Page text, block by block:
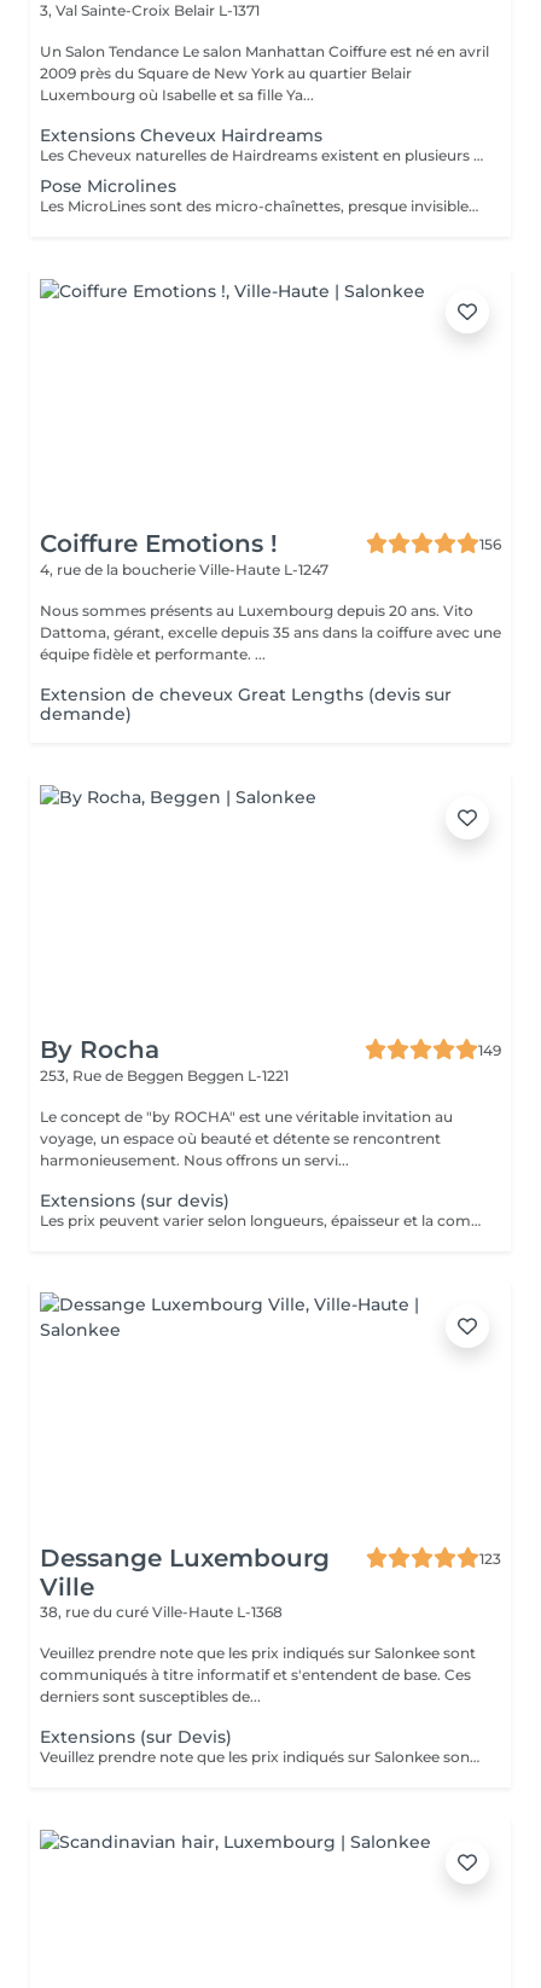
3, Val Sainte-Croix Belair L-1371
Un Salon Tendance Le salon Manhattan Coiffure est né en avril
2009 près du Square de New York au quartier Belair
Luxembourg où Isabelle et sa fille Ya...
Extensions Cheveux Hairdreams
Les Cheveux naturelles de Hairdreams existent en plusieurs variétés et qualités Venez au salon pour votre devis gratuit
Pose Microlines
Les MicroLines sont des micro-chaînettes, presque invisibles, sur lesquelles sont noués à la main des cheveux Hairdreams. Une fois la couleur et la structure choisies, elles sont fixées à vos cheveux et s´intègrent discrètement, dans une harmonie parfaite à la chevelure. Les microlines sont disponibles à partir de 1750 Euro
Coiffure Emotions !
156
4, rue de la boucherie Ville-Haute L-1247
Nous sommes présents au Luxembourg depuis 20 ans. Vito
Dattoma, gérant, excelle depuis 35 ans dans la coiffure avec une
équipe fidèle et performante. ...
Extension de cheveux Great Lengths (devis sur
demande)
By Rocha
149
253, Rue de Beggen Beggen L-1221
Le concept de "by ROCHA" est une véritable invitation au
voyage, un espace où beauté et détente se rencontrent
harmonieusement. Nous offrons un servi...
Extensions (sur devis)
Les prix peuvent varier selon longueurs, épaisseur et la complexité du travail.
Dessange Luxembourg
Ville
123
38, rue du curé Ville-Haute L-1368
Veuillez prendre note que les prix indiqués sur Salonkee sont
communiqués à titre informatif et s'entendent de base. Ces
derniers sont susceptibles de...
Extensions (sur Devis)
Veuillez prendre note que les prix indiqués sur Salonkee sont communiqués à titre informatif et s'entendent de base. Ces derniers sont susceptibles de varier selon le diagnostic réalisé à votre arrivée au salon et l'expertise du professionnel à qui vous confiez votre beauté. Dans tous les cas, un devis précis vous sera proposé et toutes réalisations de prestations seront effectuées avec votre accord.